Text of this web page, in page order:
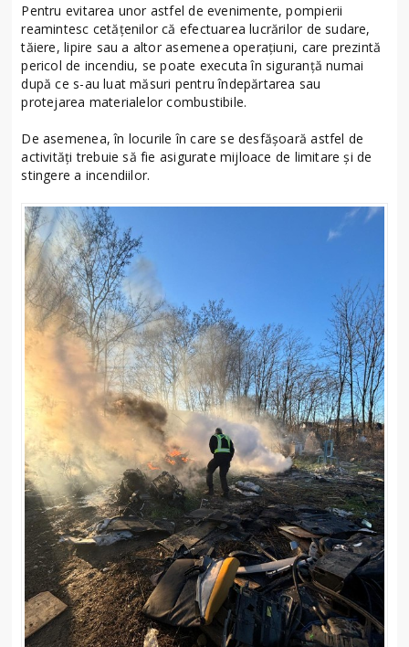
Pentru evitarea unor astfel de evenimente, pompierii
reamintesc cetățenilor că efectuarea lucrărilor de sudare,
tăiere, lipire sau a altor asemenea operaţiuni, care prezintă
pericol de incendiu, se poate executa în siguranță numai
după ce s-au luat măsuri pentru îndepărtarea sau
protejarea materialelor combustibile.
De asemenea, în locurile în care se desfășoară astfel de
activități trebuie să fie asigurate mijloace de limitare şi de
stingere a incendiilor.